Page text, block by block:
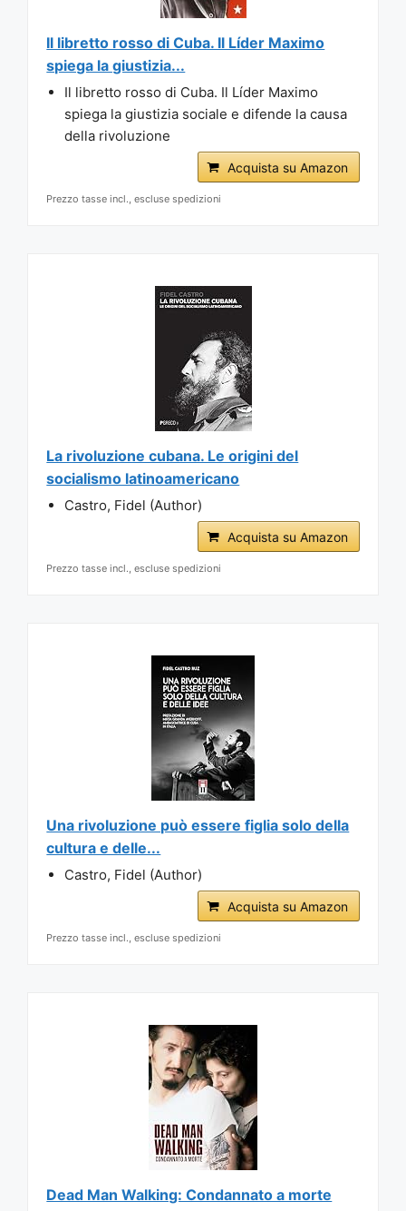
Il libretto rosso di Cuba. Il Líder Maximo
spiega la giustizia...
Il libretto rosso di Cuba. Il Líder Maximo
spiega la giustizia sociale e difende la causa
della rivoluzione
Acquista su Amazon
Prezzo tasse incl., escluse spedizioni
La rivoluzione cubana. Le origini del
socialismo latinoamericano
Castro, Fidel (Author)
Acquista su Amazon
Prezzo tasse incl., escluse spedizioni
Una rivoluzione può essere figlia solo della
cultura e delle...
Castro, Fidel (Author)
Acquista su Amazon
Prezzo tasse incl., escluse spedizioni
Dead Man Walking: Condannato a morte